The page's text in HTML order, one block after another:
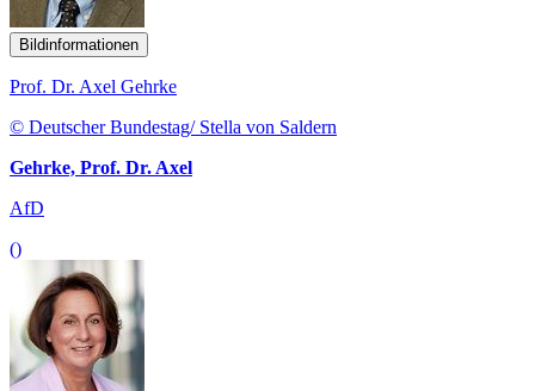
Bildinformationen
Prof. Dr. Axel Gehrke
© Deutscher Bundestag/ Stella von Saldern
Gehrke, Prof. Dr. Axel
AfD
()